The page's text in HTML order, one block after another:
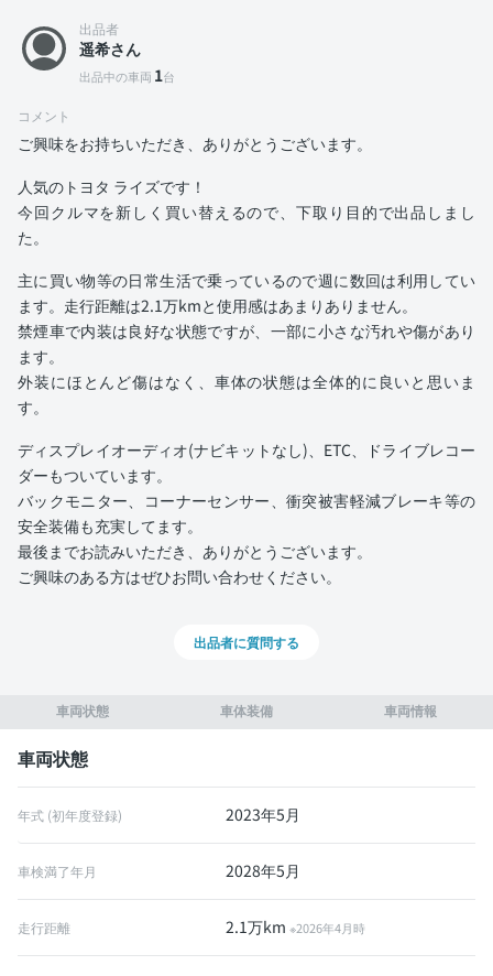
車両状態 車体装備 車両情報
車両状態
年式 (初年度登録) 2023年5月
車検満了年月 2028年5月
走行距離 2.1万km※2026年4月時
出品者
遥希さん
出品中の車両 1台
コメント
ご興味をお持ちいただき、ありがとうございます。
人気のトヨタ ライズです！
今回クルマを新しく買い替えるので、下取り目的で出品しまし
た。
主に買い物等の日常生活で乗っているので週に数回は利用してい
ます。走行距離は2.1万kmと使用感はあまりありません。
禁煙車で内装は良好な状態ですが、一部に小さな汚れや傷があり
ます。
外装にほとんど傷はなく、車体の状態は全体的に良いと思いま
す。
ディスプレイオーディオ(ナビキットなし)、ETC、ドライブレコー
ダーもついています。
バックモニター、コーナーセンサー、衝突被害軽減ブレーキ等の
安全装備も充実してます。
最後までお読みいただき、ありがとうございます。
ご興味のある方はぜひお問い合わせください。
出品者に質問する